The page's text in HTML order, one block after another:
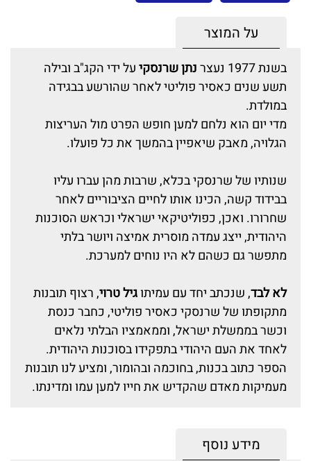
על המוצר
בשנת 1977 נעצר נתן שרנסקיעל ידי הקג"ב ובילה
תשע שנים כאסיר פוליטי לאחר שהורשע בבגידה
במולדת.
מדי יום הוא נלחם למען חופש הפרט מול העריצות
הגלויה, מאבק שיאפיין בהמשך את כל פועלו.
שנותיו של שרנסקי בכלא, שרבות מהן עברו עליו
בבידוד קשה, הכינו אותו לחיים הציבוריים לאחר
שחרורו. ואכן, כפוליטיקאי ישראלי וכראש הסוכנות
היהודית, ייצג עמדה מוסרית אמיצה ויושר בלתי
מתפשר גם כשהם לא היו נוחים למערכת.
לא לבד, שנכתב יחד עם עמיתוגיל טרוי, רצוף תובנות
מתקופתו של שרנסקי כאסיר פוליטי, כחבר כנסת
וכשר בממשלת ישראל, וממאמציו הבלתי נלאים
לאחד את העם היהודי בתפקידו בסוכנות היהודית.
הספר כתוב בכנות, בחוכמה ובהומור, ומציע לנו תובנות
מעמיקות מאדם שהקדיש את חייו למען עמו ומדינתו.
מידע נוסף